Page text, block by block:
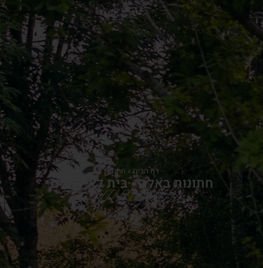
דף הבית» חתונות
חתונות באלה - בית לאירועים